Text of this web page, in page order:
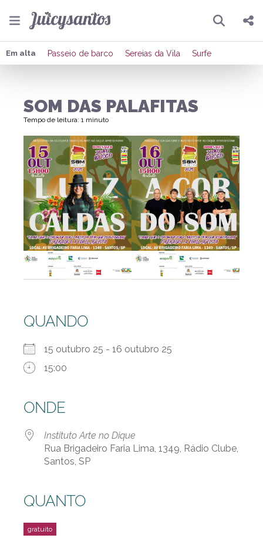
Pesquisar
Compartilhar
Enviar por Whatsapp
Publicar no Facebook
Publicar no X
Em alta Passeio de barco Sereias da Vila Surfe
SOM DAS PALAFITAS
Tempo de leitura: 1 minuto
QUANDO
15 outubro 25 - 16 outubro 25
15:00
ONDE
Instituto Arte no Dique
Rua Brigadeiro Faria Lima, 1349, Rádio Clube,
Santos, SP
QUANTO